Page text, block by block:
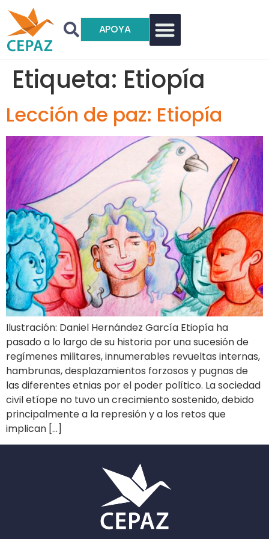
APOYA
Etiqueta: Etiopía
Lección de paz: Etiopía
Ilustración: Daniel Hernández García Etiopía ha
pasado a lo largo de su historia por una sucesión de
regímenes militares, innumerables revueltas internas,
hambrunas, desplazamientos forzosos y pugnas de
las diferentes etnias por el poder político. La sociedad
civil etíope no tuvo un crecimiento sostenido, debido
principalmente a la represión y a los retos que
implican […]